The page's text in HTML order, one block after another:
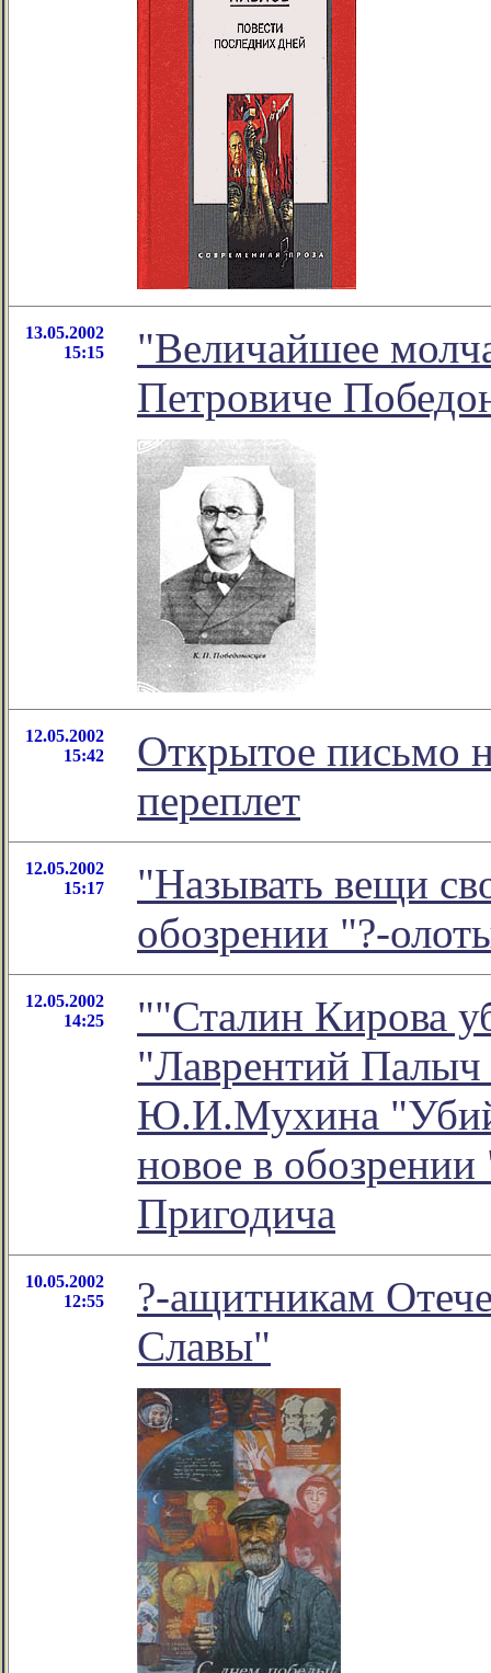
13.05.2002
15:15
"Величайшее
Петровиче
12.05.2002
15:42
Открытое письмо
переплет
12.05.2002
15:17
"Называть вещи
обозрении "?-
12.05.2002
14:25
""Сталин Кирова
"Лаврентий Палыч
Ю.И.Мухина
новое в
Пригодича
10.05.2002
12:55
?-ащитникам
Славы"